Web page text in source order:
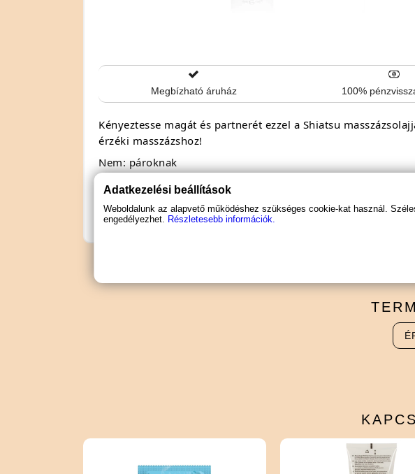
Megbízható áruház 100%
Kényeztesse magát és partnerét ezzel a Shiatsu
érzéki masszázshoz!
Nem: pároknak
Speciális jellemző: illatos
Speciális jellemző: forrósító
Adatkezelési beállítások
Weboldalunk az alapvető működéshez szükséges cookie-kat használ.
engedélyezhet. Részletesebb információk.